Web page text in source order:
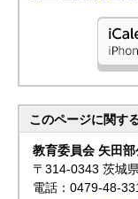
このページに関す
教育委員会 矢田
〒314-0343 茨城
電話：0479-48-